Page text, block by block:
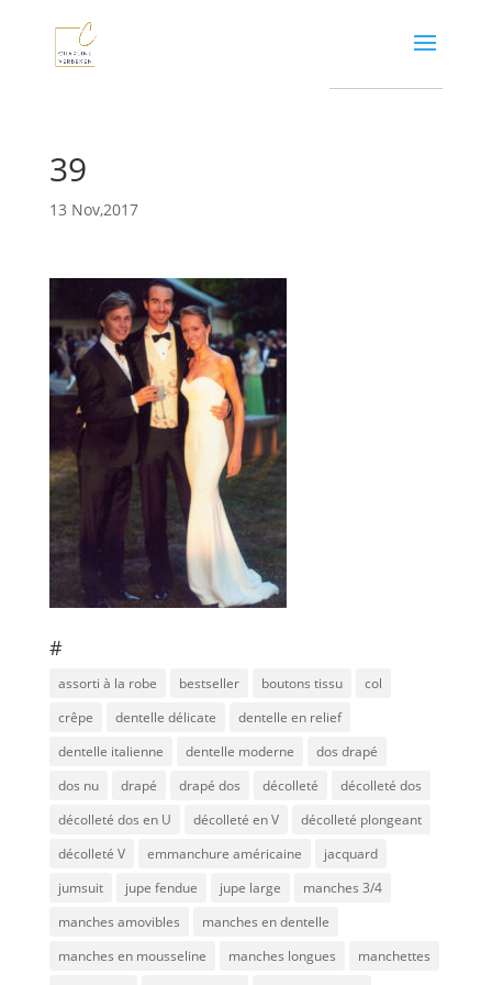
39
13 Nov,2017
#
assorti à la robe bestseller boutons tissu
col
crêpe
dentelle délicate
dentelle en relief
dentelle italienne
dentelle moderne
dos drapé
dos nu
drapé drapé dos décolleté
décolleté dos
décolleté dos en U
décolleté en V
décolleté plongeant
décolleté V
emmanchure américaine
jacquard
jumsuit
jupe fendue jupe large
manches 3/4
manches amovibles
manches en dentelle
manches en mousseline
manches longues
manchettes